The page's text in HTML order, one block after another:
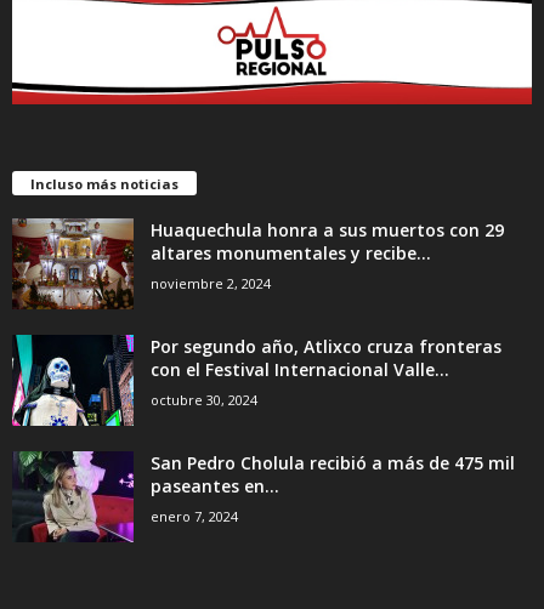
Incluso más noticias
Huaquechula honra a sus muertos con 29
altares monumentales y recibe...
noviembre 2, 2024
Por segundo año, Atlixco cruza fronteras
con el Festival Internacional Valle...
octubre 30, 2024
San Pedro Cholula recibió a más de 475 mil
paseantes en...
enero 7, 2024